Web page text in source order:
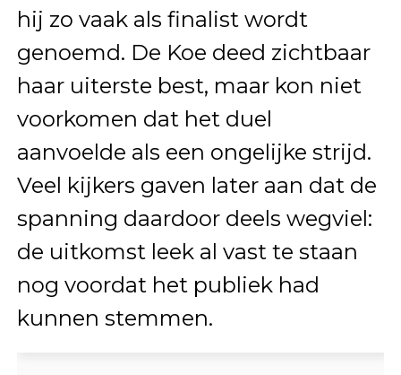
hij zo vaak als finalist wordt
genoemd. De Koe deed zichtbaar
haar uiterste best, maar kon niet
voorkomen dat het duel
aanvoelde als een ongelijke strijd.
Veel kijkers gaven later aan dat de
spanning daardoor deels wegviel:
de uitkomst leek al vast te staan
nog voordat het publiek had
kunnen stemmen.